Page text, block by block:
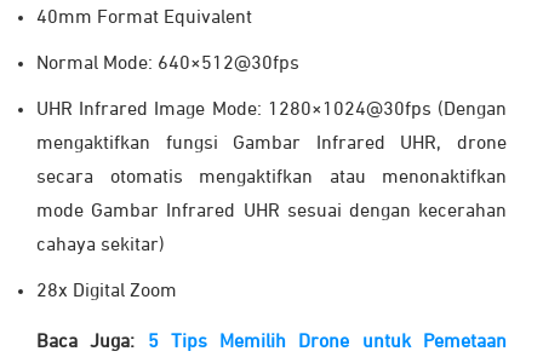
40mm Format Equivalent
Normal Mode: 640×512@30fps
UHR Infrared Image Mode: 1280×1024@30fps (Dengan
mengaktifkan fungsi Gambar Infrared UHR, drone
secara otomatis mengaktifkan atau menonaktifkan
mode Gambar Infrared UHR sesuai dengan kecerahan
cahaya sekitar)
28x Digital Zoom
Baca Juga: 5 Tips Memilih Drone untuk Pemetaan